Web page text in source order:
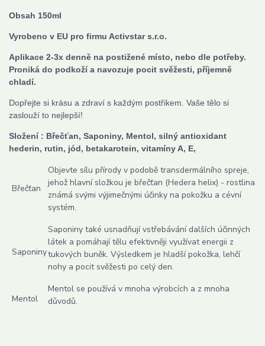
Obsah 150ml
Vyrobeno v EU pro firmu Activstar s.r.o.
Aplikace 2-3x denně na postižené místo, nebo dle potřeby.
Proniká do podkoží a navozuje pocit svěžesti, příjemně
chladí.
Dopřejte si krásu a zdraví s každým postřikem. Vaše tělo si
zaslouží to nejlepší!
Složení : Břečťan, Saponiny, Mentol, silný antioxidant
hederin, rutin, jód, betakarotein, vitamíny A, E,
Břečťan
Objevte sílu přírody v podobě transdermálního spreje,
jehož hlavní složkou je břečťan (Hedera helix) - rostlina
známá svými výjimečnými účinky na pokožku a cévní
systém.
Saponiny
Saponiny také usnadňují vstřebávání dalších účinných
látek a pomáhají tělu efektivněji využívat energii z
tukových buněk. Výsledkem je hladší pokožka, lehčí
nohy a pocit svěžesti po celý den.
Mentol
Mentol se používá v mnoha výrobcích a z mnoha
důvodů.